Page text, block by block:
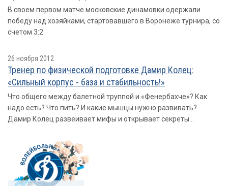
В своем первом матче московские динамовки одержали
победу над хозяйками, стартовавшего в Воронеже турнира, со
счетом 3:2.
26 ноября 2012
Тренер по физической подготовке Дамир Колец:
«Сильный корпус - база и стабильность!»
Что общего между балетной труппой и «Фенербахче»? Как
надо есть? Что пить? И какие мышцы нужно развивать?
Дамир Колец развеивает мифы и открывает секреты...